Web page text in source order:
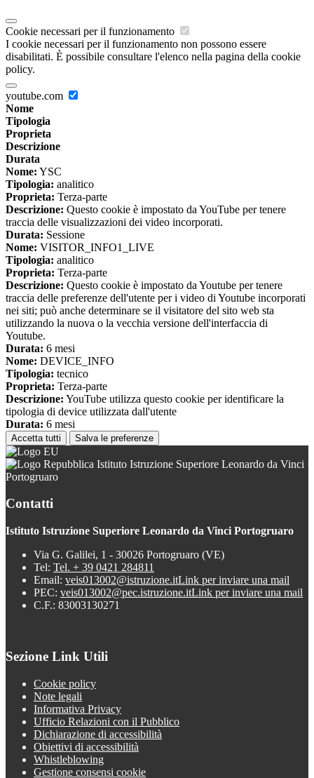
Cookie necessari per il funzionamento
I cookie necessari per il funzionamento non possono essere
disabilitati. È possibile consultare l'elenco nella pagina della cookie
policy.
youtube.com
Nome
Tipologia
Proprieta
Descrizione
Durata
Nome: YSC
Tipologia: analitico
Proprieta: Terza-parte
Descrizione: Questo cookie è impostato da YouTube per tenere
traccia delle visualizzazioni dei video incorporati.
Durata: Sessione
Nome: VISITOR_INFO1_LIVE
Tipologia: analitico
Proprieta: Terza-parte
Descrizione: Questo cookie è impostato da Youtube per tenere
traccia delle preferenze dell'utente per i video di Youtube incorporati
nei siti; può anche determinare se il visitatore del sito web sta
utilizzando la nuova o la vecchia versione dell'interfaccia di
Youtube.
Durata: 6 mesi
Nome: DEVICE_INFO
Tipologia: tecnico
Proprieta: Terza-parte
Descrizione: YouTube utilizza questo cookie per identificare la
tipologia di device utilizzata dall'utente
Durata: 6 mesi
Accetta tutti Salva le preferenze
Istituto Istruzione Superiore Leonardo da Vinci
Portogruaro
Contatti
Istituto Istruzione Superiore Leonardo da Vinci Portogruaro
Via G. Galilei, 1 - 30026 Portogruaro (VE)
Tel: Tel. + 39 0421 284811
Email: veis013002@istruzione.itLink per inviare una mail
PEC: veis013002@pec.istruzione.itLink per inviare una mail
C.F.: 83003130271
Sezione Link Utili
Cookie policy
Note legali
Informativa Privacy
Ufficio Relazioni con il Pubblico
Dichiarazione di accessibilità
Obiettivi di accessibilità
Whistleblowing
Gestione consensi cookie